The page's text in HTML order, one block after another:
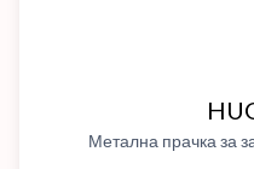
Метална прачка за